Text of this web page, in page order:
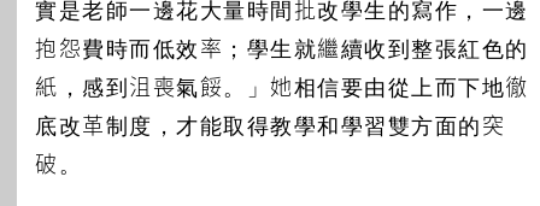
實是老師一邊花大量時間批改學生的寫作，一邊
抱怨費時而低效率；學生就繼續收到整張紅色的
紙，感到沮喪氣餒。」她相信要由從上而下地徹
底改革制度，才能取得教學和學習雙方面的突
破。